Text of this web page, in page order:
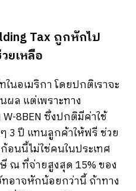
Tax ถูกหักไป
ยเหลือ
นอเมริกา โดยปกติเราจะ
ล แต่เพราะทาง
8BEN ซึ่งปกติมีค่าใช้
3 ปี แทนลูกค้าให้ฟรี ช่วย
นนี้ไม่ใช่คนในประเทศ
ณ ที่จ่ายสูงสุด 15% ของ
อาจหักน้อยกว่านี้ ถ้าทาง